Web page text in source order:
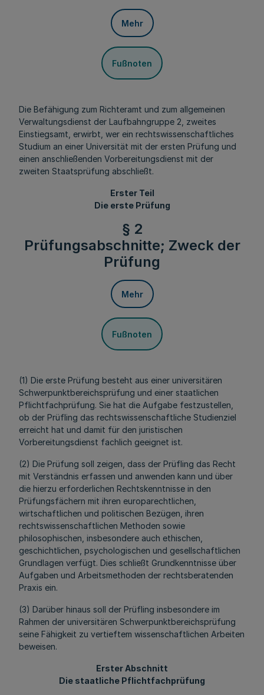
Mehr
Fußnoten
Die Befähigung zum Richteramt und zum allgemeinen
Verwaltungsdienst der Laufbahngruppe 2, zweites
Einstiegsamt, erwirbt, wer ein rechtswissenschaftliches
Studium an einer Universität mit der ersten Prüfung und
einen anschließenden Vorbereitungsdienst mit der
zweiten Staatsprüfung abschließt.
Erster Teil
Die erste Prüfung
§ 2
Prüfungsabschnitte; Zweck der
Prüfung
Mehr
Fußnoten
(1) Die erste Prüfung besteht aus einer universitären
Schwerpunktbereichsprüfung und einer staatlichen
Pflichtfachprüfung. Sie hat die Aufgabe festzustellen,
ob der Prüfling das rechtswissenschaftliche Studienziel
erreicht hat und damit für den juristischen
Vorbereitungsdienst fachlich geeignet ist.
(2) Die Prüfung soll zeigen, dass der Prüfling das Recht
mit Verständnis erfassen und anwenden kann und über
die hierzu erforderlichen Rechtskenntnisse in den
Prüfungsfächern mit ihren europarechtlichen,
wirtschaftlichen und politischen Bezügen, ihren
rechtswissenschaftlichen Methoden sowie
philosophischen, insbesondere auch ethischen,
geschichtlichen, psychologischen und gesellschaftlichen
Grundlagen verfügt. Dies schließt Grundkenntnisse über
Aufgaben und Arbeitsmethoden der rechtsberatenden
Praxis ein.
(3) Darüber hinaus soll der Prüfling insbesondere im
Rahmen der universitären Schwerpunktbereichsprüfung
seine Fähigkeit zu vertieftem wissenschaftlichen Arbeiten
beweisen.
Erster Abschnitt
Die staatliche Pflichtfachprüfung